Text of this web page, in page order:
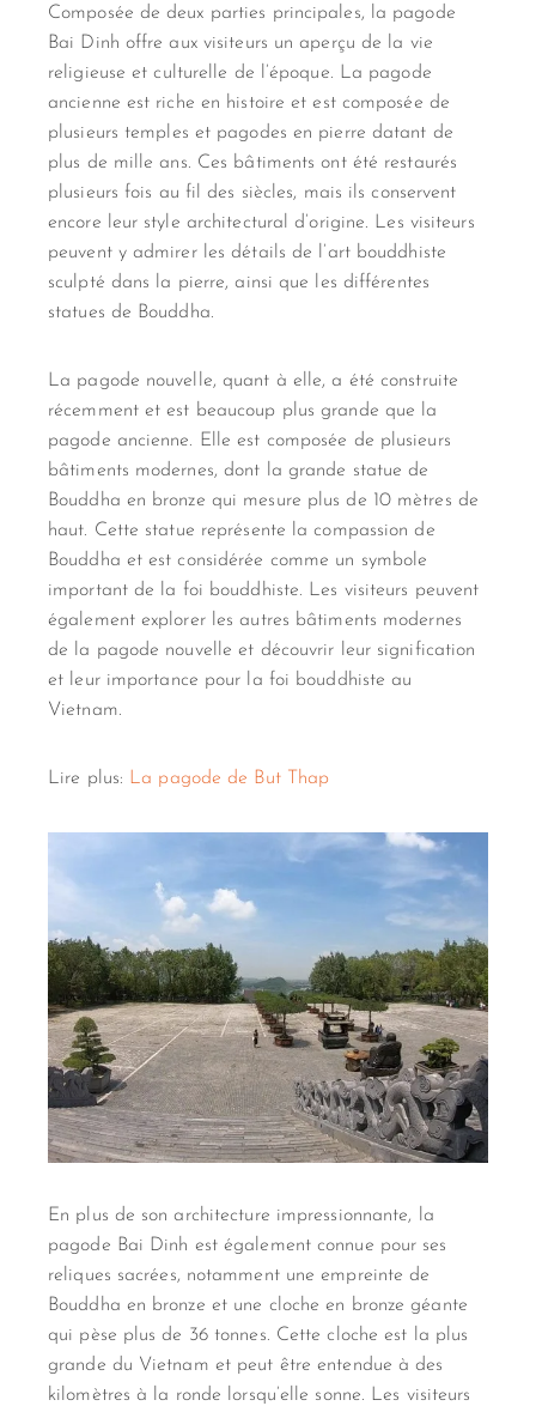
Composée de deux parties principales, la pagode
Bai Dinh offre aux visiteurs un aperçu de la vie
religieuse et culturelle de l’époque. La pagode
ancienne est riche en histoire et est composée de
plusieurs temples et pagodes en pierre datant de
plus de mille ans. Ces bâtiments ont été restaurés
plusieurs fois au fil des siècles, mais ils conservent
encore leur style architectural d’origine. Les visiteurs
peuvent y admirer les détails de l’art bouddhiste
sculpté dans la pierre, ainsi que les différentes
statues de Bouddha.
La pagode nouvelle, quant à elle, a été construite
récemment et est beaucoup plus grande que la
pagode ancienne. Elle est composée de plusieurs
bâtiments modernes, dont la grande statue de
Bouddha en bronze qui mesure plus de 10 mètres de
haut. Cette statue représente la compassion de
Bouddha et est considérée comme un symbole
important de la foi bouddhiste. Les visiteurs peuvent
également explorer les autres bâtiments modernes
de la pagode nouvelle et découvrir leur signification
et leur importance pour la foi bouddhiste au
Vietnam.
Lire plus: La pagode de But Thap
En plus de son architecture impressionnante, la
pagode Bai Dinh est également connue pour ses
reliques sacrées, notamment une empreinte de
Bouddha en bronze et une cloche en bronze géante
qui pèse plus de 36 tonnes. Cette cloche est la plus
grande du Vietnam et peut être entendue à des
kilomètres à la ronde lorsqu’elle sonne. Les visiteurs